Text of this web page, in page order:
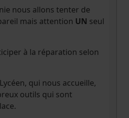
nous allons tenter de
mais attention UN seul
à la réparation selon
qui nous accueille,
outils qui sont